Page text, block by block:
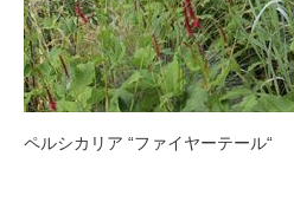
ペルシカリア “ファイヤーテール“